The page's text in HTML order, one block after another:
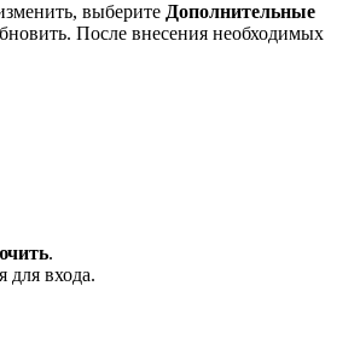
выберите Дополнительные
После внесения необходимых
.
для входа.